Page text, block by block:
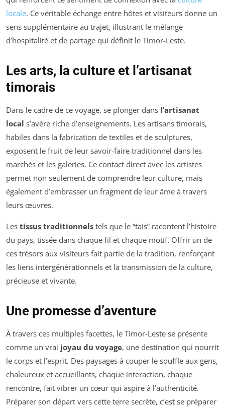
locale. Ce véritable échange entre hôtes et visiteurs donne un
sens supplémentaire au trajet, illustrant le mélange
d’hospitalité et de partage qui définit le Timor-Leste.
Les arts, la culture et l’artisanat
timorais
Dans le cadre de ce voyage, se plonger dans l’artisanat
local s’avère riche d’enseignements. Les artisans timorais,
habiles dans la fabrication de textiles et de sculptures,
exposent le fruit de leur savoir-faire traditionnel dans les
marchés et les galeries. Ce contact direct avec les artistes
permet non seulement de comprendre leur culture, mais
également d’embrasser un fragment de leur âme à travers
leurs œuvres.
Les tissus traditionnels tels que le “tais” racontent l’histoire
du pays, tissée dans chaque fil et chaque motif. Offrir un de
ces trésors aux visiteurs fait partie de la tradition, renforçant
les liens intergénérationnels et la transmission de la culture,
précieuse et vivante.
Une promesse d’aventure
À travers ces multiples facettes, le Timor-Leste se présente
comme un vrai joyau du voyage, une destination qui nourrit
le corps et l’esprit. Des paysages à couper le souffle aux gens,
chaleureux et accueillants, chaque interaction, chaque
rencontre, fait vibrer un cœur qui aspire à l’authenticité.
Préparer son départ vers cette terre secrète, c’est se préparer